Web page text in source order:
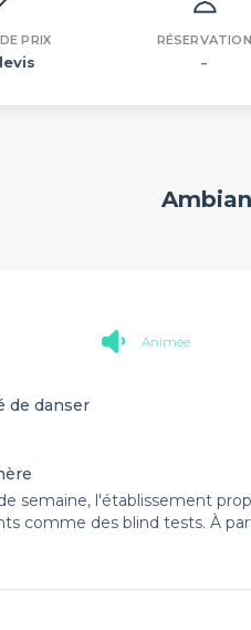
PRIX RÉSERVATION
–
Animée
de danser
semaine, l'établissement
comme des blind tests. À